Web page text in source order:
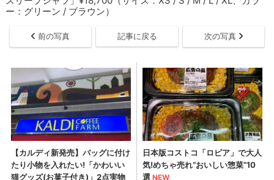
ー：グリーン / ブラウン）
前の写真 記事に戻る 次の写真